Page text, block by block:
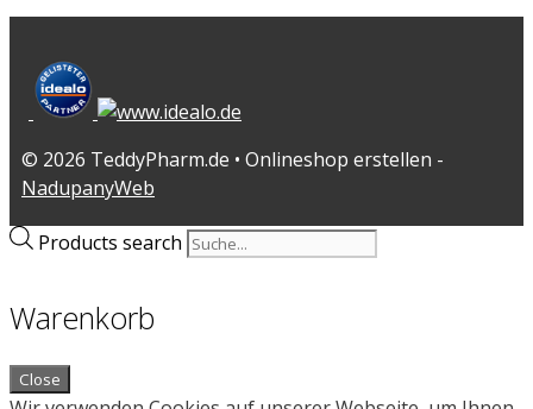
© 2026 TeddyPharm.de • Onlineshop erstellen -
NadupanyWeb
Products search
Warenkorb
Close